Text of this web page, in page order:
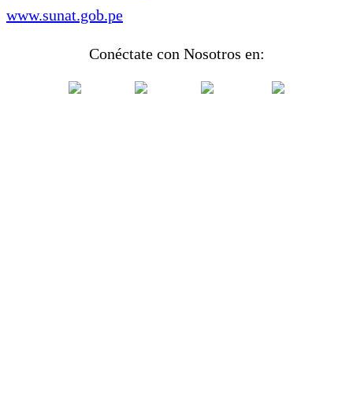
www.sunat.gob.pe
Conéctate con Nosotros en: